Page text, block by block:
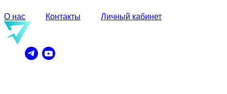
О нас Контакты Личный кабинет